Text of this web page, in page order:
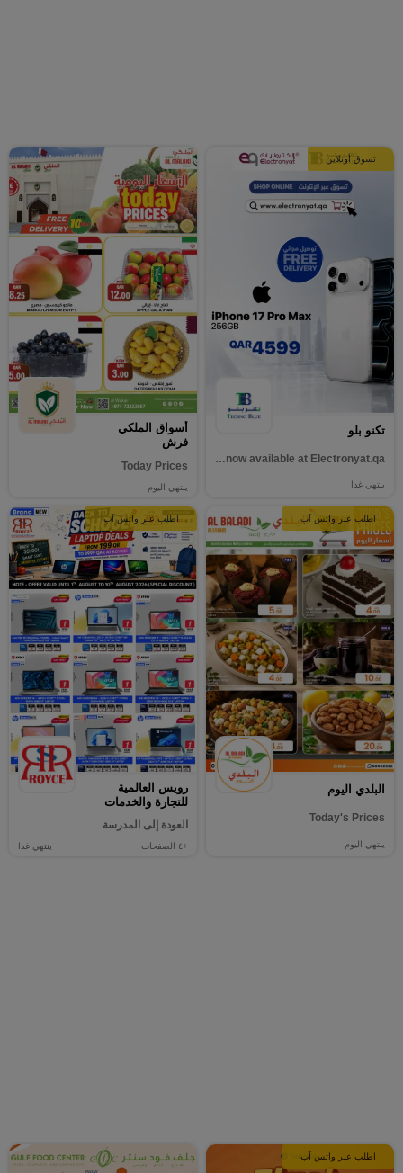
تسوق أونلاين
تكنو بلو
The new iPhone 17 models are now available at Electronyat.qa.
ينتهي غدا
أسواق الملكي
فرش
Today Prices
ينتهي اليوم
اطلب عبر واتس آب
البلدي اليوم
Today's Prices
ينتهي اليوم
اطلب عبر واتس آب
رويس العالمية
للتجارة والخدمات
العودة إلى المدرسة
+٤ الصفحات ينتهي غدا
اطلب عبر واتس آب